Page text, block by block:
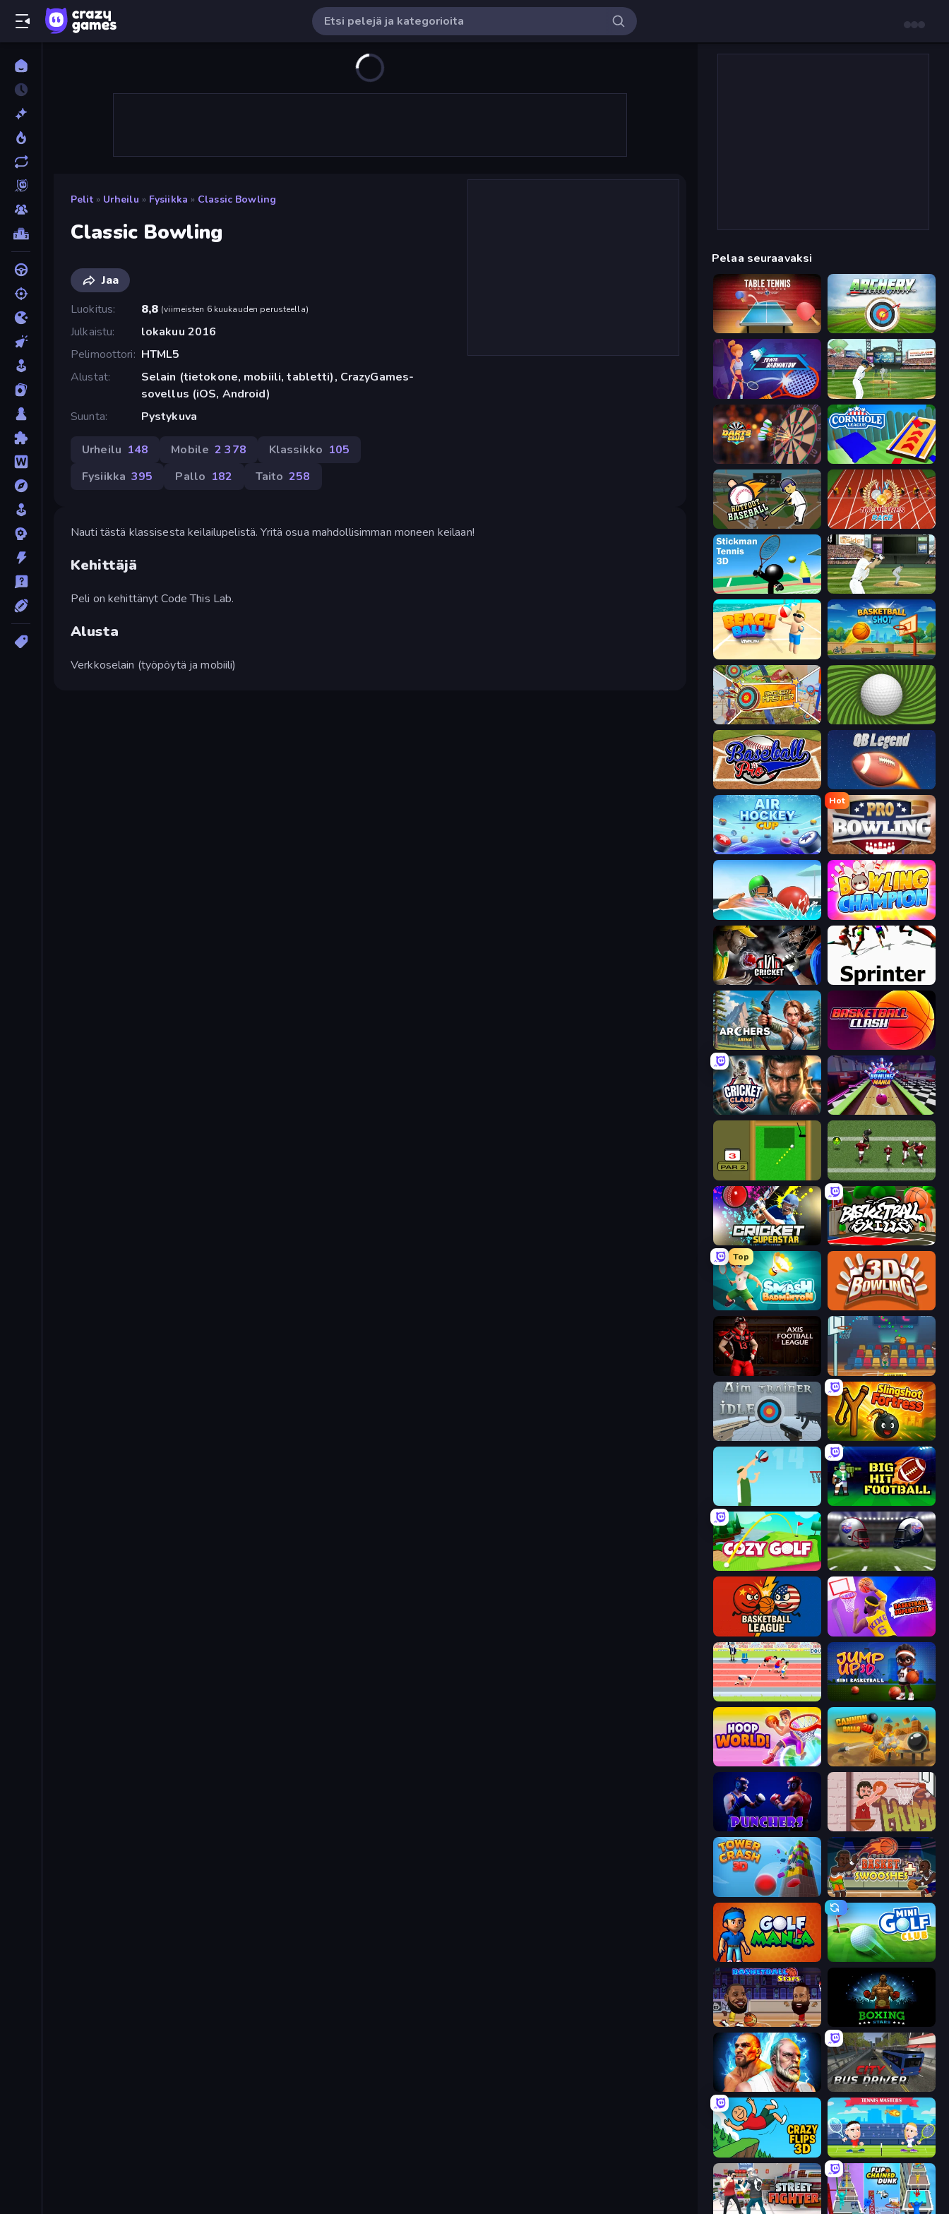
Pelit » Urheilu » Fysiikka » Classic Bowling
Classic Bowling
Jaa
Luokitus
8,8 (viimeisten 6 kuukauden perusteella)
Julkaistu
lokakuu 2016
Pelimoottori
HTML5
Alustat
Selain (tietokone, mobiili, tabletti), CrazyGames-
sovellus (iOS, Android)
Suunta
Pystykuva
Urheilu 148 Mobile 2 378 Klassikko 105
Fysiikka 395 Pallo 182 Taito 258
Nauti tästä klassisesta keilailupelistä. Yritä osua mahdollisimman moneen keilaan!
Kehittäjä
Peli on kehittänyt Code This Lab.
Alusta
Verkkoselain (työpöytä ja mobiili)
Pelaa seuraavaksi
Table Tennis World Tour Archery World Tour
Power Badminton Baseball
Darts Club Cornhole League
Hotfoot Baseball 100 Meters Race
Stickman Tennis 3D ESPN Arcade Baseball
Basketball Shot
Archery Master The Speedy Golf
Baseball Pro 2 Minute Football QB Legend
Air Hockey Cup
Hot
Pro Bowling 3D
Dodgeball Bowling Champion
Cricket World Cup Sprinter
Archers Arena Basketball Clash
Cricket Clash Super Bowling Mania
Return Man 2
Basketball Skills
Top
Smash Badminton 3D Bowling
Axis Football League Basket Champs
Aim Trainer Idle Slingshot Fortress
Street Ball Jam Big Hit Football
Cozy Golf 4th and Goal 2019
Basketball League Basketball Superstars
Sports Hero Jump Up 3D: Mini Basketball
Hoop World 3D Cannon Balls 3D
Punchers Basket Slam Dunk 2
Tower Crash 3D Basket Swooshes Plus
Golf Mania Mini Golf Club
Basketball Stars Boxing Stars
Fighter Legends Duo City Bus Driver
Crazy Flips 3D Tennis Masters